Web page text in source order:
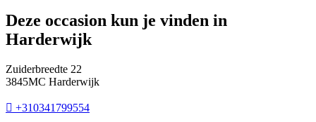
Deze occasion kun je vinden in
Harderwijk
Zuiderbreedte 22
3845MC Harderwijk
+310341799554